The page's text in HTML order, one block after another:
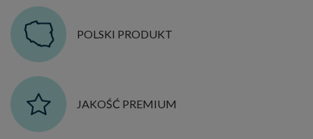
POLSKI PRODUKT
JAKOŚĆ PREMIUM